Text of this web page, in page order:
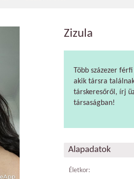
Zizula
Több százezer
akik társra
társkeresőről, írj
társaságban!
Alapadatok
Életkor: